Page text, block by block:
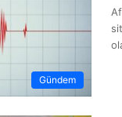
Gündem